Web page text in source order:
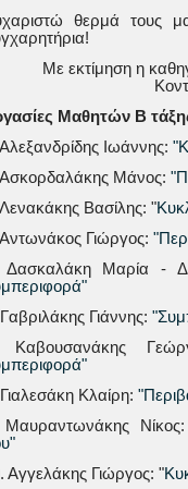
θερμά τους
Με εκτίμηση η
Μαθητών Β
Ιωάννης:
Μάνος:
Βασίλης: "
Γιώργος:
Μαρία -
Γιάννης:
Καβουσανάκης
Κλαίρη:
Αγγελάκης Γιώργος: "